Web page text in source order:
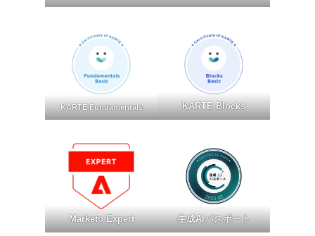
KARTE Fundamentals KARTE Blocks
Marketo Expert 生成AIパスポート